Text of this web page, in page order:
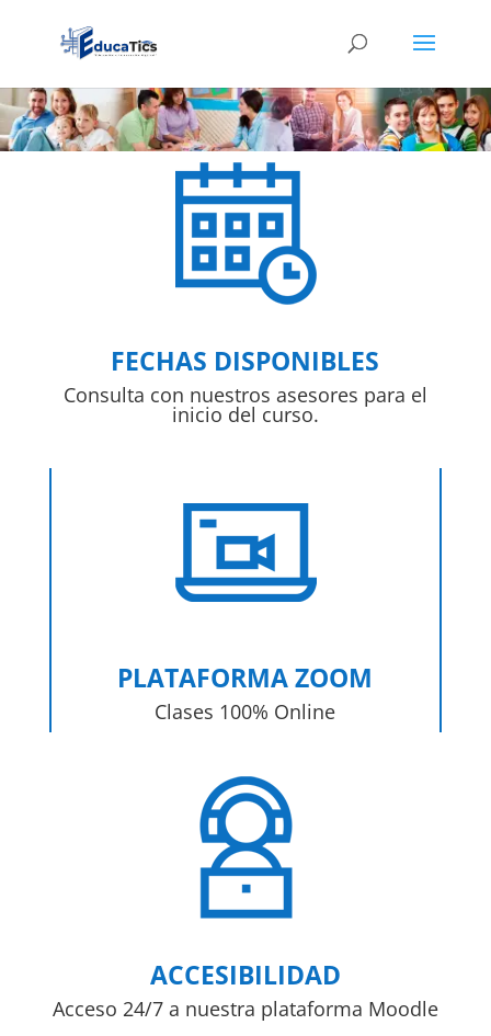
FECHAS DISPONIBLES
Consulta con nuestros asesores para el
inicio del curso.
PLATAFORMA ZOOM
Clases 100% Online
ACCESIBILIDAD
Acceso 24/7 a nuestra plataforma Moodle